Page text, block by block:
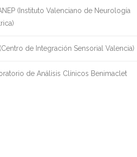
(Instituto Valenciano de Neurología
de Integración Sensorial Valencia)
de Análisis Clínicos Benimaclet